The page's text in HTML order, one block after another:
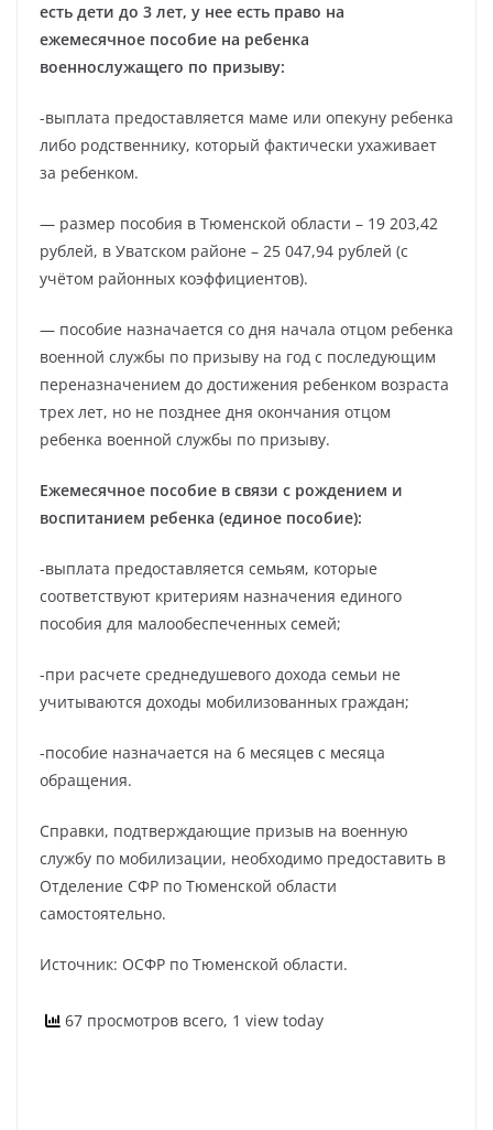
есть дети до 3 лет, у нее есть право на
ежемесячное пособие на ребенка
военнослужащего по призыву:
-выплата предоставляется маме или опекуну ребенка
либо родственнику, который фактически ухаживает
за ребенком.
— размер пособия в Тюменской области – 19 203,42
рублей, в Уватском районе – 25 047,94 рублей (с
учётом районных коэффициентов).
— пособие назначается со дня начала отцом ребенка
военной службы по призыву на год с последующим
переназначением до достижения ребенком возраста
трех лет, но не позднее дня окончания отцом
ребенка военной службы по призыву.
Ежемесячное пособие в связи с рождением и
воспитанием ребенка (единое пособие):
-выплата предоставляется семьям, которые
соответствуют критериям назначения единого
пособия для малообеспеченных семей;
-при расчете среднедушевого дохода семьи не
учитываются доходы мобилизованных граждан;
-пособие назначается на 6 месяцев с месяца
обращения.
Справки, подтверждающие призыв на военную
службу по мобилизации, необходимо предоставить в
Отделение СФР по Тюменской области
самостоятельно.
Источник: ОСФР по Тюменской области.
67 просмотров всего, 1 view today